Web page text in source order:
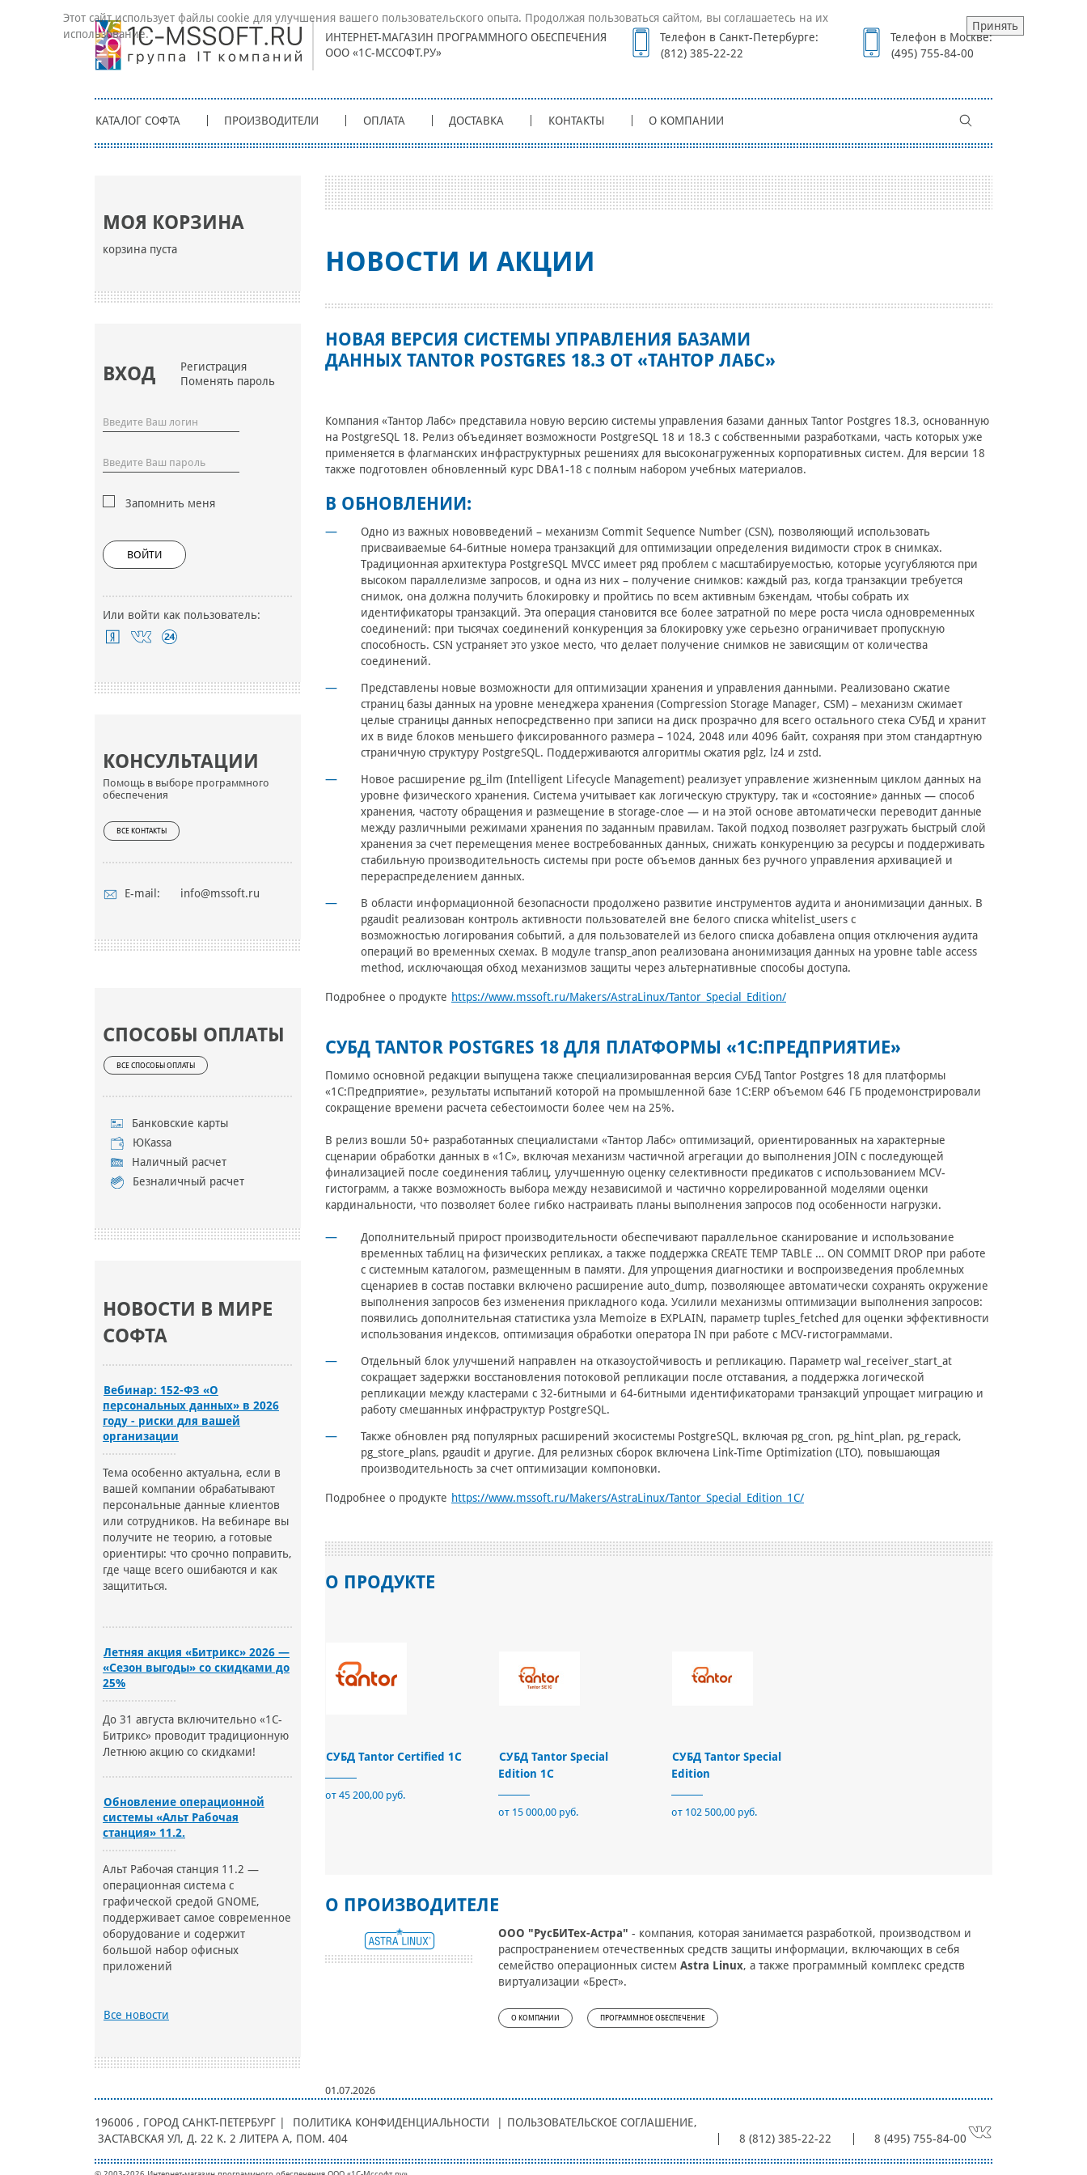
ИНТЕРНЕТ-МАГАЗИН ПРОГРАММНОГО ОБЕСПЕЧЕНИЯ
ООО «1С-МССОФТ.РУ»
Телефон в Санкт-Петербурге:
(812) 385-22-22
Телефон в Москве:
(495) 755-84-00
КАТАЛОГ СОФТА ПРОИЗВОДИТЕЛИ ОПЛАТА ДОСТАВКА КОНТАКТЫ О КОМПАНИИ
МОЯ КОРЗИНА
корзина пуста
ВХОД
Регистрация
Поменять пароль
Запомнить меня
ВОЙТИ
Или войти как пользователь:
КОНСУЛЬТАЦИИ
Помощь в выборе программного
обеспечения
ВСЕ КОНТАКТЫ
E-mail: info@mssoft.ru
СПОСОБЫ ОПЛАТЫ
ВСЕ СПОСОБЫ ОПЛАТЫ
Банковские карты
ЮKassa
Наличный расчет
Безналичный расчет
НОВОСТИ В МИРЕ
СОФТА
Вебинар: 152-ФЗ «О
персональных данных» в 2026
году - риски для вашей
организации
Тема особенно актуальна, если в
вашей компании обрабатывают
персональные данные клиентов
или сотрудников. На вебинаре вы
получите не теорию, а готовые
ориентиры: что срочно поправить,
где чаще всего ошибаются и как
защититься.
Летняя акция «Битрикс» 2026 —
«Сезон выгоды» со скидками до
25%
До 31 августа включительно «1С-
Битрикс» проводит традиционную
Летнюю акцию со скидками!
Обновление операционной
системы «Альт Рабочая
станция» 11.2.
Альт Рабочая станция 11.2 —
операционная система с
графической средой GNOME,
поддерживает самое современное
оборудование и содержит
большой набор офисных
приложений
Все новости
НОВОСТИ И АКЦИИ
НОВАЯ ВЕРСИЯ СИСТЕМЫ УПРАВЛЕНИЯ БАЗАМИ
ДАННЫХ TANTOR POSTGRES 18.3 ОТ «ТАНТОР ЛАБС»
Компания «Тантор Лабс» представила новую версию системы управления базами данных Tantor Postgres 18.3, основанную
на PostgreSQL 18. Релиз объединяет возможности PostgreSQL 18 и 18.3 c собственными разработками, часть которых уже
применяется в флагманских инфраструктурных решениях для высоконагруженных корпоративных систем. Для версии 18
также подготовлен обновленный курс DBA1-18 с полным набором учебных материалов.
В ОБНОВЛЕНИИ:
Однo из важных нововведений – механизм Commit Sequence Number (CSN), позволяющий использовать
присваиваемые 64-битные номера транзакций для оптимизации определения видимости строк в снимках.
Традиционная архитектура PostgreSQL MVCC имеет ряд проблем с масштабируемостью, которые усугубляются при
высоком параллелизме запросов, и одна из них – получение снимков: каждый раз, когда транзакции требуется
снимок, она должна получить блокировку и пройтись по всем активным бэкендам, чтобы собрать их
идентификаторы транзакций. Эта операция становится все более затратной по мере роста числа одновременных
соединений: при тысячах соединений конкуренция за блокировку уже серьезно ограничивает пропускную
способность. CSN устраняет это узкое место, что делает получение снимков не зависящим от количества
соединений.
Представлены новые возможности для оптимизации хранения и управления данными. Реализовано сжатие
страниц базы данных на уровне менеджера хранения (Compression Storage Manager, CSM) – механизм сжимает
целые страницы данных непосредственно при записи на диск прозрачно для всего остального стека СУБД и хранит
их в виде блоков меньшего фиксированного размера – 1024, 2048 или 4096 байт, сохраняя при этом стандартную
страничную структуру PostgreSQL. Поддерживаются алгоритмы сжатия pglz, lz4 и zstd.
Новое расширение pg_ilm (Intelligent Lifecycle Management) реализует управление жизненным циклом данных на
уровне физического хранения. Система учитывает как логическую структуру, так и «состояние» данных — способ
хранения, частоту обращения и размещение в storage-слое — и на этой основе автоматически переводит данные
между различными режимами хранения по заданным правилам. Такой подход позволяет разгружать быстрый слой
хранения за счет перемещения менее востребованных данных, снижать конкуренцию за ресурсы и поддерживать
стабильную производительность системы при росте объемов данных без ручного управления архивацией и
перераспределением данных.
В области информационной безопасности продолжено развитие инструментов аудита и анонимизации данных. В
pgaudit реализован контроль активности пользователей вне белого списка whitelist_users с
возможностью логирования событий, а для пользователей из белого списка добавлена опция отключения аудита
операций во временных схемах. В модуле transp_anon реализована анонимизация данных на уровне table access
method, исключающая обход механизмов защиты через альтернативные способы доступа.
Подробнее о продукте https://www.mssoft.ru/Makers/AstraLinux/Tantor_Special_Edition/
СУБД TANTOR POSTGRES 18 ДЛЯ ПЛАТФОРМЫ «1С:ПРЕДПРИЯТИЕ»
Помимо основной редакции выпущена также специализированная версия СУБД Tantor Postgres 18 для платформы
«1С:Предприятие», результаты испытаний которой на промышленной базе 1С:ERP объемом 646 ГБ продемонстрировали
сокращение времени расчета себестоимости более чем на 25%.
В релиз вошли 50+ разработанных специалистами «Тантор Лабс» оптимизаций, ориентированных на характерные
сценарии обработки данных в «1С», включая механизм частичной агрегации до выполнения JOIN с последующей
финализацией после соединения таблиц, улучшенную оценку селективности предикатов с использованием MCV-
гистограмм, а также возможность выбора между независимой и частично коррелированной моделями оценки
кардинальности, что позволяет более гибко настраивать планы выполнения запросов под особенности нагрузки.
Дополнительный прирост производительности обеспечивают параллельное сканирование и использование
временных таблиц на физических репликах, а также поддержка CREATE TEMP TABLE … ON COMMIT DROP при работе
с системным каталогом, размещенным в памяти. Для упрощения диагностики и воспроизведения проблемных
сценариев в состав поставки включено расширение auto_dump, позволяющее автоматически сохранять окружение
выполнения запросов без изменения прикладного кода. Усилили механизмы оптимизации выполнения запросов:
появились дополнительная статистика узла Memoize в EXPLAIN, параметр tuples_fetched для оценки эффективности
использования индексов, оптимизация обработки оператора IN при работе с MCV-гистограммами.
Отдельный блок улучшений направлен на отказоустойчивость и репликацию. Параметр wal_receiver_start_at
сокращает задержки восстановления потоковой репликации после отставания, а поддержка логической
репликации между кластерами с 32-битными и 64-битными идентификаторами транзакций упрощает миграцию и
работу смешанных инфраструктур PostgreSQL.
Также обновлен ряд популярных расширений экосистемы PostgreSQL, включая pg_cron, pg_hint_plan, pg_repack,
pg_store_plans, pgaudit и другие. Для релизных сборок включена Link-Time Optimization (LTO), повышающая
производительность за счет оптимизации компоновки.
Подробнее о продукте https://www.mssoft.ru/Makers/AstraLinux/Tantor_Special_Edition_1C/
О ПРОДУКТЕ
СУБД Tantor Certified 1C
от 45 200,00 руб.
СУБД Tantor Special
Edition 1C
от 15 000,00 руб.
СУБД Tantor Special
Edition
от 102 500,00 руб.
О ПРОИЗВОДИТЕЛЕ
ООО "РусБИТех-Астра" - компания, которая занимается разработкой, производством и
распространением отечественных средств защиты информации, включающих в себя
семейство операционных систем Astra Linux, а также программный комплекс средств
виртуализации «Брест».
О КОМПАНИИ ПРОГРАММНОЕ ОБЕСПЕЧЕНИЕ
01.07.2026
196006 , ГОРОД САНКТ-ПЕТЕРБУРГ | ПОЛИТИКА КОНФИДЕНЦИАЛЬНОСТИ ПОЛЬЗОВАТЕЛЬСКОЕ СОГЛАШЕНИЕ,
ЗАСТАВСКАЯ УЛ, Д. 22 К. 2 ЛИТЕРА А, ПОМ. 404
8 (812) 385-22-22 8 (495) 755-84-00
Этот сайт использует файлы cookie для улучшения вашего пользовательского опыта. Продолжая пользоваться сайтом, вы соглашаетесь на их
использование.
Принять